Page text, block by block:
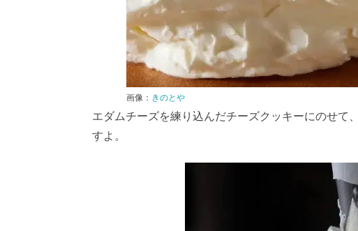
画像： きのとや
エダムチーズを練り込んだチーズクッキーにのせて
すよ。